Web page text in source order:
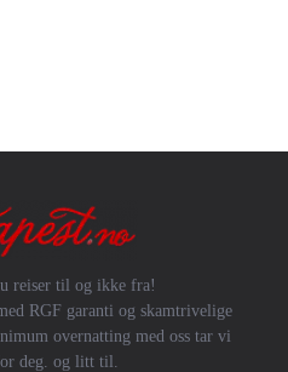
reiser til og ikke fra!
RGF garanti og skamtrivelige
overnatting med oss tar vi
deg. og litt til.